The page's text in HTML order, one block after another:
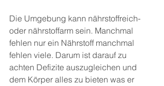
Die Umgebung kann nährstoffreich-
oder nährstoffarm sein. Manchmal
fehlen nur ein Nährstoff manchmal
fehlen viele. Darum ist darauf zu
achten Defizite auszugleichen und
dem Körper alles zu bieten was er